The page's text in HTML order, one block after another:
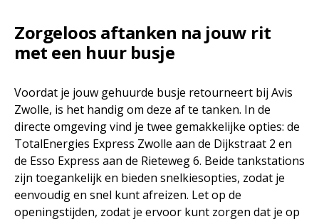
Zorgeloos aftanken na jouw rit
met een huur busje
Voordat je jouw gehuurde busje retourneert bij Avis
Zwolle, is het handig om deze af te tanken. In de
directe omgeving vind je twee gemakkelijke opties: de
TotalEnergies Express Zwolle aan de Dijkstraat 2 en
de Esso Express aan de Rieteweg 6. Beide tankstations
zijn toegankelijk en bieden snelkiesopties, zodat je
eenvoudig en snel kunt afreizen. Let op de
openingstijden, zodat je ervoor kunt zorgen dat je op